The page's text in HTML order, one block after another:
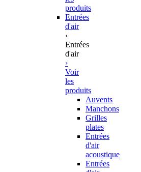
produits
Entrées
d'air
‹
Entrées
d'air
›
Voir
les
produits
Auvents
Manchons
Grilles
plates
Entrées
d'air
acoustique
Entrées